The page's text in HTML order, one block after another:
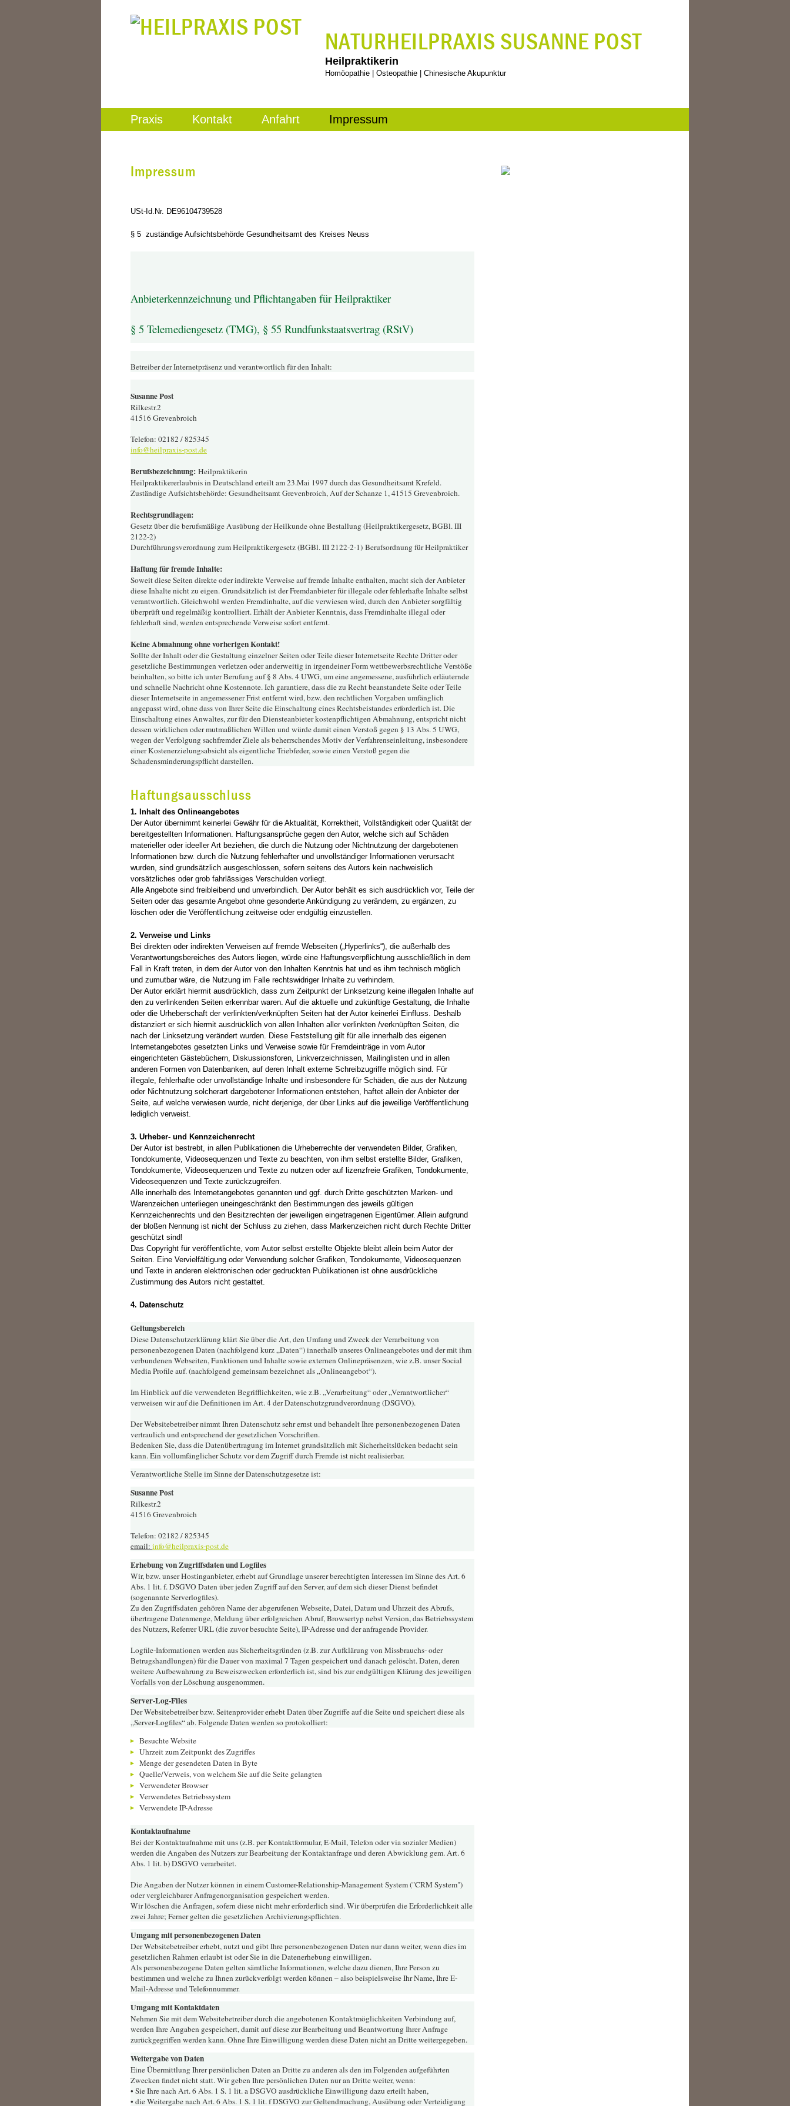
NATURHEILPRAXIS SUSANNE POST
Heilpraktikerin
Homöopathie | Osteopathie | Chinesische Akupunktur
Praxis Kontakt Anfahrt Impressum
Impressum
USt-Id.Nr. DE96104739528
§ 5 zuständige Aufsichtsbehörde Gesundheitsamt des Kreises Neuss
Anbieterkennzeichnung und Pflichtangaben für Heilpraktiker
§ 5 Telemediengesetz (TMG), § 55 Rundfunkstaatsvertrag (RStV)
Betreiber der Internetpräsenz und verantwortlich für den Inhalt:
Susanne Post
Rilkestr.2
41516 Grevenbroich
Telefon: 02182 / 825345
info@heilpraxis-post.de
Berufsbezeichnung: Heilpraktikerin
Heilpraktikererlaubnis in Deutschland erteilt am 23.Mai 1997 durch das Gesundheitsamt Krefeld.
Zuständige Aufsichtsbehörde: Gesundheitsamt Grevenbroich, Auf der Schanze 1, 41515 Grevenbroich.
Rechtsgrundlagen:
Gesetz über die berufsmäßige Ausübung der Heilkunde ohne Bestallung (Heilpraktikergesetz, BGBl. III
2122-2)
Durchführungsverordnung zum Heilpraktikergesetz (BGBl. III 2122-2-1) Berufsordnung für Heilpraktiker
Haftung für fremde Inhalte:
Soweit diese Seiten direkte oder indirekte Verweise auf fremde Inhalte enthalten, macht sich der Anbieter
diese Inhalte nicht zu eigen. Grundsätzlich ist der Fremdanbieter für illegale oder fehlerhafte Inhalte selbst
verantwortlich. Gleichwohl werden Fremdinhalte, auf die verwiesen wird, durch den Anbieter sorgfältig
überprüft und regelmäßig kontrolliert. Erhält der Anbieter Kenntnis, dass Fremdinhalte illegal oder
fehlerhaft sind, werden entsprechende Verweise sofort entfernt.
Keine Abmahnung ohne vorherigen Kontakt!
Sollte der Inhalt oder die Gestaltung einzelner Seiten oder Teile dieser Internetseite Rechte Dritter oder
gesetzliche Bestimmungen verletzen oder anderweitig in irgendeiner Form wettbewerbsrechtliche Verstöße
beinhalten, so bitte ich unter Berufung auf § 8 Abs. 4 UWG, um eine angemessene, ausführlich erläuternde
und schnelle Nachricht ohne Kostennote. Ich garantiere, dass die zu Recht beanstandete Seite oder Teile
dieser Internetseite in angemessener Frist entfernt wird, bzw. den rechtlichen Vorgaben umfänglich
angepasst wird, ohne dass von Ihrer Seite die Einschaltung eines Rechtsbeistandes erforderlich ist. Die
Einschaltung eines Anwaltes, zur für den Diensteanbieter kostenpflichtigen Abmahnung, entspricht nicht
dessen wirklichen oder mutmaßlichen Willen und würde damit einen Verstoß gegen § 13 Abs. 5 UWG,
wegen der Verfolgung sachfremder Ziele als beherrschendes Motiv der Verfahrenseinleitung, insbesondere
einer Kostenerzielungsabsicht als eigentliche Triebfeder, sowie einen Verstoß gegen die
Schadensminderungspflicht darstellen.
Haftungsausschluss
1. Inhalt des Onlineangebotes
Der Autor übernimmt keinerlei Gewähr für die Aktualität, Korrektheit, Vollständigkeit oder Qualität der
bereitgestellten Informationen. Haftungsansprüche gegen den Autor, welche sich auf Schäden
materieller oder ideeller Art beziehen, die durch die Nutzung oder Nichtnutzung der dargebotenen
Informationen bzw. durch die Nutzung fehlerhafter und unvollständiger Informationen verursacht
wurden, sind grundsätzlich ausgeschlossen, sofern seitens des Autors kein nachweislich
vorsätzliches oder grob fahrlässiges Verschulden vorliegt.
Alle Angebote sind freibleibend und unverbindlich. Der Autor behält es sich ausdrücklich vor, Teile der
Seiten oder das gesamte Angebot ohne gesonderte Ankündigung zu verändern, zu ergänzen, zu
löschen oder die Veröffentlichung zeitweise oder endgültig einzustellen.
2. Verweise und Links
Bei direkten oder indirekten Verweisen auf fremde Webseiten („Hyperlinks“), die außerhalb des
Verantwortungsbereiches des Autors liegen, würde eine Haftungsverpflichtung ausschließlich in dem
Fall in Kraft treten, in dem der Autor von den Inhalten Kenntnis hat und es ihm technisch möglich
und zumutbar wäre, die Nutzung im Falle rechtswidriger Inhalte zu verhindern.
Der Autor erklärt hiermit ausdrücklich, dass zum Zeitpunkt der Linksetzung keine illegalen Inhalte auf
den zu verlinkenden Seiten erkennbar waren. Auf die aktuelle und zukünftige Gestaltung, die Inhalte
oder die Urheberschaft der verlinkten/verknüpften Seiten hat der Autor keinerlei Einfluss. Deshalb
distanziert er sich hiermit ausdrücklich von allen Inhalten aller verlinkten /verknüpften Seiten, die
nach der Linksetzung verändert wurden. Diese Feststellung gilt für alle innerhalb des eigenen
Internetangebotes gesetzten Links und Verweise sowie für Fremdeinträge in vom Autor
eingerichteten Gästebüchern, Diskussionsforen, Linkverzeichnissen, Mailinglisten und in allen
anderen Formen von Datenbanken, auf deren Inhalt externe Schreibzugriffe möglich sind. Für
illegale, fehlerhafte oder unvollständige Inhalte und insbesondere für Schäden, die aus der Nutzung
oder Nichtnutzung solcherart dargebotener Informationen entstehen, haftet allein der Anbieter der
Seite, auf welche verwiesen wurde, nicht derjenige, der über Links auf die jeweilige Veröffentlichung
lediglich verweist.
3. Urheber- und Kennzeichenrecht
Der Autor ist bestrebt, in allen Publikationen die Urheberrechte der verwendeten Bilder, Grafiken,
Tondokumente, Videosequenzen und Texte zu beachten, von ihm selbst erstellte Bilder, Grafiken,
Tondokumente, Videosequenzen und Texte zu nutzen oder auf lizenzfreie Grafiken, Tondokumente,
Videosequenzen und Texte zurückzugreifen.
Alle innerhalb des Internetangebotes genannten und ggf. durch Dritte geschützten Marken- und
Warenzeichen unterliegen uneingeschränkt den Bestimmungen des jeweils gültigen
Kennzeichenrechts und den Besitzrechten der jeweiligen eingetragenen Eigentümer. Allein aufgrund
der bloßen Nennung ist nicht der Schluss zu ziehen, dass Markenzeichen nicht durch Rechte Dritter
geschützt sind!
Das Copyright für veröffentlichte, vom Autor selbst erstellte Objekte bleibt allein beim Autor der
Seiten. Eine Vervielfältigung oder Verwendung solcher Grafiken, Tondokumente, Videosequenzen
und Texte in anderen elektronischen oder gedruckten Publikationen ist ohne ausdrückliche
Zustimmung des Autors nicht gestattet.
4. Datenschutz
Geltungsbereich
Diese Datenschutzerklärung klärt Sie über die Art, den Umfang und Zweck der Verarbeitung von
personenbezogenen Daten (nachfolgend kurz „Daten“) innerhalb unseres Onlineangebotes und der mit ihm
verbundenen Webseiten, Funktionen und Inhalte sowie externen Onlinepräsenzen, wie z.B. unser Social
Media Profile auf. (nachfolgend gemeinsam bezeichnet als „Onlineangebot“).
Im Hinblick auf die verwendeten Begrifflichkeiten, wie z.B. „Verarbeitung“ oder „Verantwortlicher“
verweisen wir auf die Definitionen im Art. 4 der Datenschutzgrundverordnung (DSGVO).
Der Websitebetreiber nimmt Ihren Datenschutz sehr ernst und behandelt Ihre personenbezogenen Daten
vertraulich und entsprechend der gesetzlichen Vorschriften.
Bedenken Sie, dass die Datenübertragung im Internet grundsätzlich mit Sicherheitslücken bedacht sein
kann. Ein vollumfänglicher Schutz vor dem Zugriff durch Fremde ist nicht realisierbar.
Verantwortliche Stelle im Sinne der Datenschutzgesetze ist:
Susanne Post
Rilkestr.2
41516 Grevenbroich
Telefon: 02182 / 825345
email: info@heilpraxis-post.de
Erhebung von Zugriffsdaten und Logfiles
Wir, bzw. unser Hostinganbieter, erhebt auf Grundlage unserer berechtigten Interessen im Sinne des Art. 6
Abs. 1 lit. f. DSGVO Daten über jeden Zugriff auf den Server, auf dem sich dieser Dienst befindet
(sogenannte Serverlogfiles).
Zu den Zugriffsdaten gehören Name der abgerufenen Webseite, Datei, Datum und Uhrzeit des Abrufs,
übertragene Datenmenge, Meldung über erfolgreichen Abruf, Browsertyp nebst Version, das Betriebssystem
des Nutzers, Referrer URL (die zuvor besuchte Seite), IP-Adresse und der anfragende Provider.
Logfile-Informationen werden aus Sicherheitsgründen (z.B. zur Aufklärung von Missbrauchs- oder
Betrugshandlungen) für die Dauer von maximal 7 Tagen gespeichert und danach gelöscht. Daten, deren
weitere Aufbewahrung zu Beweiszwecken erforderlich ist, sind bis zur endgültigen Klärung des jeweiligen
Vorfalls von der Löschung ausgenommen.
Server-Log-Files
Der Websitebetreiber bzw. Seitenprovider erhebt Daten über Zugriffe auf die Seite und speichert diese als
„Server-Logfiles“ ab. Folgende Daten werden so protokolliert:
Besuchte Website
Uhrzeit zum Zeitpunkt des Zugriffes
Menge der gesendeten Daten in Byte
Quelle/Verweis, von welchem Sie auf die Seite gelangten
Verwendeter Browser
Verwendetes Betriebssystem
Verwendete IP-Adresse
Kontaktaufnahme
Bei der Kontaktaufnahme mit uns (z.B. per Kontaktformular, E-Mail, Telefon oder via sozialer Medien)
werden die Angaben des Nutzers zur Bearbeitung der Kontaktanfrage und deren Abwicklung gem. Art. 6
Abs. 1 lit. b) DSGVO verarbeitet.
Die Angaben der Nutzer können in einem Customer-Relationship-Management System ("CRM System")
oder vergleichbarer Anfragenorganisation gespeichert werden.
Wir löschen die Anfragen, sofern diese nicht mehr erforderlich sind. Wir überprüfen die Erforderlichkeit alle
zwei Jahre; Ferner gelten die gesetzlichen Archivierungspflichten.
Umgang mit personenbezogenen Daten
Der Websitebetreiber erhebt, nutzt und gibt Ihre personenbezogenen Daten nur dann weiter, wenn dies im
gesetzlichen Rahmen erlaubt ist oder Sie in die Datenerhebung einwilligen.
Als personenbezogene Daten gelten sämtliche Informationen, welche dazu dienen, Ihre Person zu
bestimmen und welche zu Ihnen zurückverfolgt werden können – also beispielsweise Ihr Name, Ihre E-
Mail-Adresse und Telefonnummer.
Umgang mit Kontaktdaten
Nehmen Sie mit dem Websitebetreiber durch die angebotenen Kontaktmöglichkeiten Verbindung auf,
werden Ihre Angaben gespeichert, damit auf diese zur Bearbeitung und Beantwortung Ihrer Anfrage
zurückgegriffen werden kann. Ohne Ihre Einwilligung werden diese Daten nicht an Dritte weitergegeben.
Weitergabe von Daten
Eine Übermittlung Ihrer persönlichen Daten an Dritte zu anderen als den im Folgenden aufgeführten
Zwecken findet nicht statt. Wir geben Ihre persönlichen Daten nur an Dritte weiter, wenn:
• Sie Ihre nach Art. 6 Abs. 1 S. 1 lit. a DSGVO ausdrückliche Einwilligung dazu erteilt haben,
• die Weitergabe nach Art. 6 Abs. 1 S. 1 lit. f DSGVO zur Geltendmachung, Ausübung oder Verteidigung